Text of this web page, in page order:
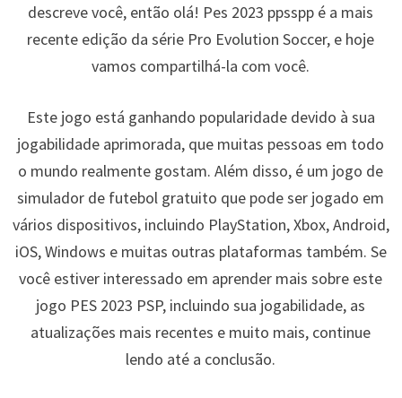
descreve você, então olá! Pes 2023 ppsspp é a mais
recente edição da série Pro Evolution Soccer, e hoje
vamos compartilhá-la com você.
Este jogo está ganhando popularidade devido à sua
jogabilidade aprimorada, que muitas pessoas em todo
o mundo realmente gostam. Além disso, é um jogo de
simulador de futebol gratuito que pode ser jogado em
vários dispositivos, incluindo PlayStation, Xbox, Android,
iOS, Windows e muitas outras plataformas também. Se
você estiver interessado em aprender mais sobre este
jogo PES 2023 PSP, incluindo sua jogabilidade, as
atualizações mais recentes e muito mais, continue
lendo até a conclusão.